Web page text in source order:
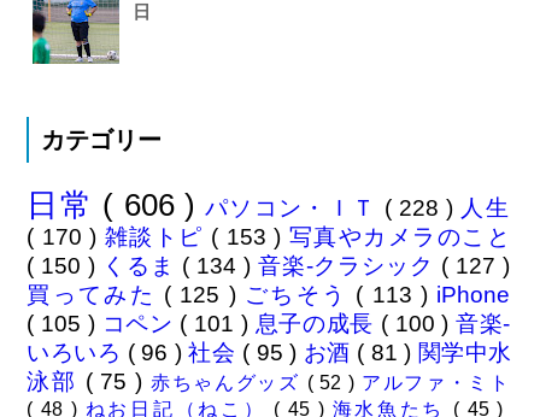
日
カテゴリー
日常 ( 606 )パソコン・ＩＴ ( 228 ) 人生
( 170 ) 雑談トピ ( 153 ) 写真やカメラのこと
( 150 ) くるま ( 134 ) 音楽-クラシック ( 127 )
買ってみた ( 125 ) ごちそう ( 113 ) iPhone
( 105 ) コペン ( 101 ) 息子の成長 ( 100 )音楽-
いろいろ ( 96 )社会 ( 95 ) お酒 ( 81 ) 関学中水
泳部 ( 75 ) 赤ちゃんグッズ ( 52 ) アルファ・ミト
( 48 ) ねお日記（ねこ） ( 45 ) 海水魚たち ( 45 )